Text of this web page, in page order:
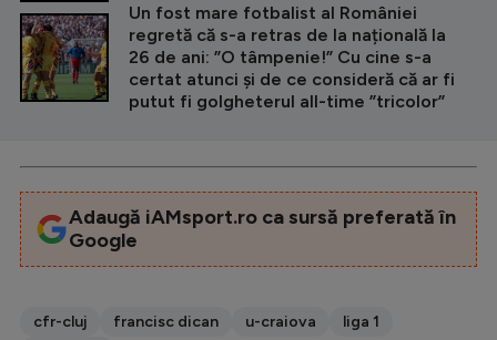
Un fost mare fotbalist al României
regretă că s-a retras de la națională la
26 de ani: ”O tâmpenie!” Cu cine s-a
certat atunci și de ce consideră că ar fi
putut fi golgheterul all-time ”tricolor”
Adaugă iAMsport.ro ca sursă preferată în
Google
cfr-cluj francisc dican u-craiova
liga 1